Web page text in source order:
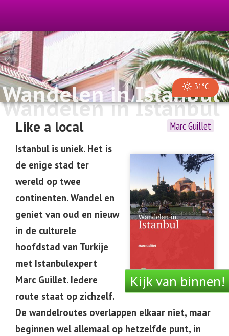
Wandelen in Istanbul
Wandelen in Istanbul
31°C
Marc Guillet
Kijk van binnen!
Like a local
Istanbul is uniek. Het is
de enige stad ter
wereld op twee
continenten. Wandel en
geniet van oud en nieuw
in de culturele
hoofdstad van Turkije
met Istanbulexpert
Marc Guillet. Iedere
route staat op zichzelf.
De wandelroutes overlappen elkaar niet, maar
beginnen wel allemaal op hetzelfde punt, in